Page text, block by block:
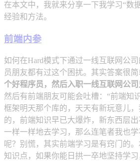
在本文中，我就来分享一下我学习“数
经验和方法。
前端内参
如何在Hard模式下通过一线互联网公
员朋友都有过这个困扰。其实答案很简
个好程序员，然后入职一线互联网公司
然后有前端朋友可能会吐槽：“前端知
框架明天那个库的，天天有新玩意儿
的，前端知识早已大爆炸，新东西层
一样一样地去学习，那么连笔者我也
呢？别慌，其实前端学习是有窍门的
知识点，如果你能日拱一卒地坚持学